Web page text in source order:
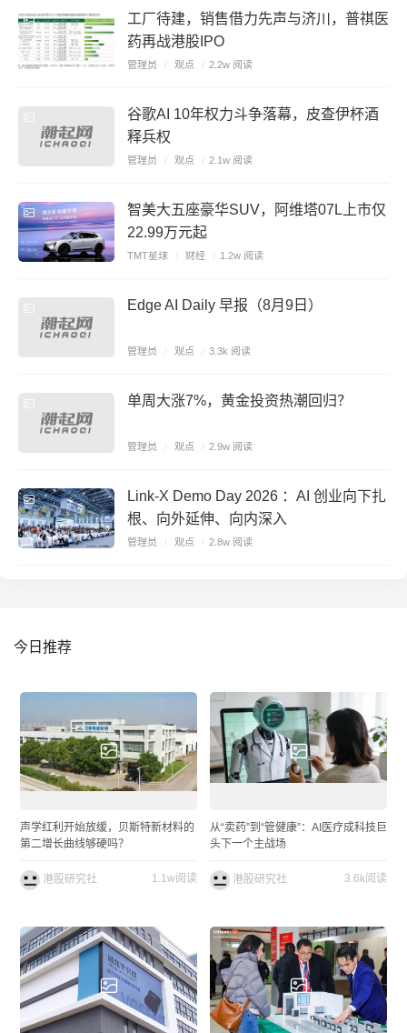
工厂待建，销售借力先声与济川，普祺医
药再战港股IPO
管理员 / 观点 / 2.2w 阅读
谷歌AI 10年权力斗争落幕，皮查伊杯酒
释兵权
管理员 / 观点 / 2.1w 阅读
智美大五座豪华SUV，阿维塔07L上市仅
22.99万元起
TMT星球 / 财经 / 1.2w 阅读
Edge AI Daily 早报（8月9日）
管理员 / 观点 / 3.3k 阅读
单周大涨7%，黄金投资热潮回归？
管理员 / 观点 / 2.9w 阅读
Link-X Demo Day 2026 ：AI 创业向下扎
根、向外延伸、向内深入
管理员 / 观点 / 2.8w 阅读
今日推荐
声学红利开始放缓，贝斯特新材料的
第二增长曲线够硬吗？
港股研究社 1.1w阅读
从“卖药”到“管健康”：AI医疗成科技巨
头下一个主战场
港股研究社 3.6k阅读